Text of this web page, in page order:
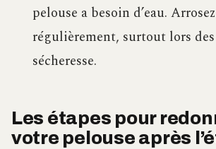
pelouse a besoin d’eau. Arrosez
régulièrement, surtout lors
sécheresse.
Les étapes pour
votre pelouse après